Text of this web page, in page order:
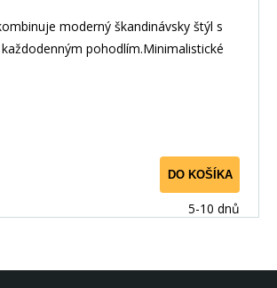
moderný škandinávsky štýl s
pohodlím.Minimalistické
DO KOŠÍKA
5-10 dnů